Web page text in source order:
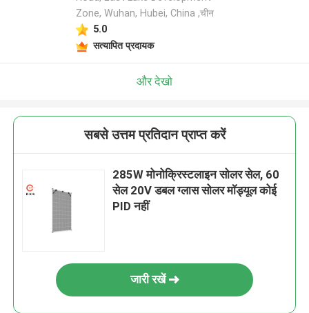
Zone, Wuhan, Hubei, China ,चीन
5.0
सत्यापित प्रदायक
और देखो
सबसे उत्तम प्रतिदान प्राप्त करें
285W मोनोक्रिस्टलाइन सोलर सेल, 60
सेल 20V ​​डबल ग्लास सोलर मॉड्यूल कोई
PID नहीं
जारी रखें